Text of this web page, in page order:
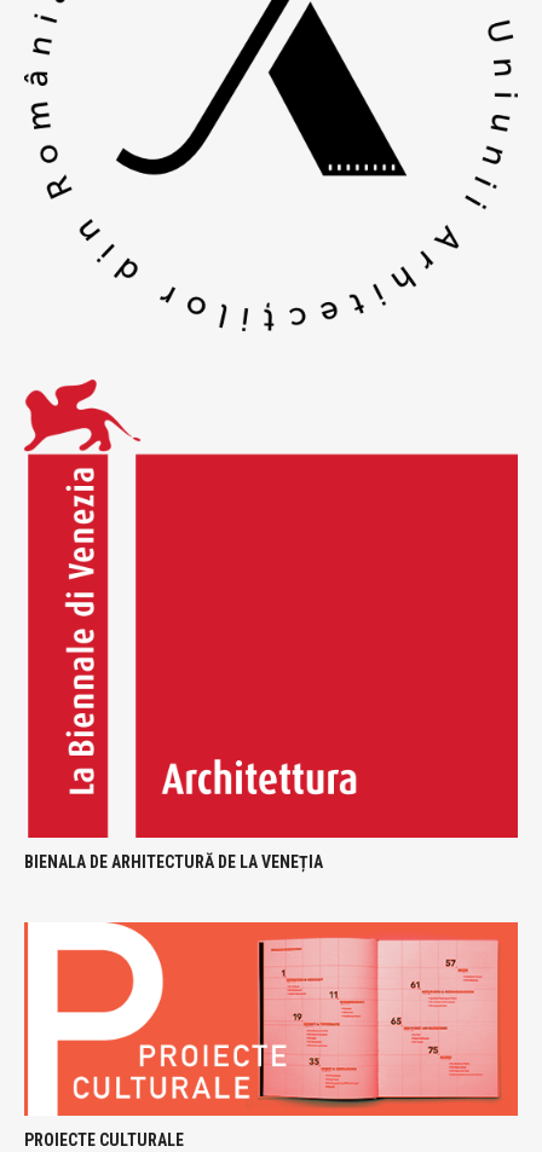
BIENALA DE ARHITECTURĂ DE LA VENEȚIA
PROIECTE CULTURALE